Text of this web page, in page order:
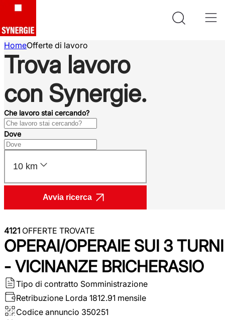
HomeOfferte di lavoro
Trova lavoro
con Synergie.
Che lavoro stai cercando?
Dove
10 km
Avvia ricerca
4121 OFFERTE TROVATE
OPERAI/OPERAIE SUI 3 TURNI
- VICINANZE BRICHERASIO
Tipo di contratto Somministrazione
Retribuzione Lorda 1812.91 mensile
Codice annuncio 350251